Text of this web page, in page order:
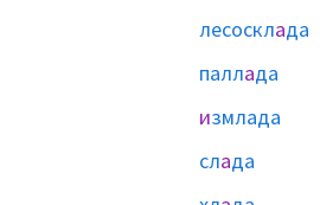
лесосклада
паллада
измлада
слада